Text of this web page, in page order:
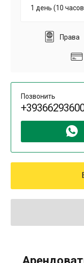
1 день (10
Права
Позвонить